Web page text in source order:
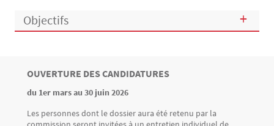
Objectifs
Bloc(s) libre(s)
TITRE
OUVERTURE DES CANDIDATURES
Texte
du 1er mars au 30 juin 2026
Les personnes dont le dossier aura été retenu par la